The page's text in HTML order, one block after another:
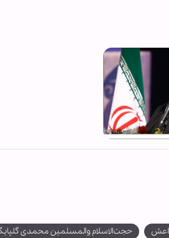
حجت‌الاسلام والمسلمین محمدی